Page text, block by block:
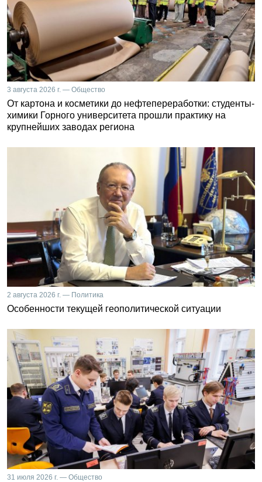
3 августа 2026 г. — Общество
От картона и косметики до нефтепереработки: студенты-
химики Горного университета прошли практику на
крупнейших заводах региона
2 августа 2026 г. — Политика
Особенности текущей геополитической ситуации
31 июля 2026 г. — Общество